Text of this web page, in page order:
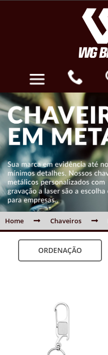
Home Chaveiros
ORDENAÇÃO